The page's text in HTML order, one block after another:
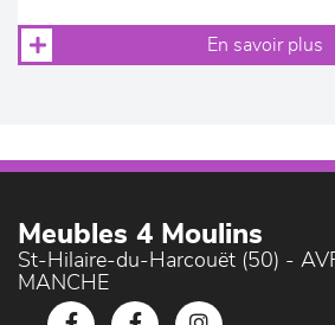
En savoir plus
Meubles 4 Moulins
St-Hilaire-du-Harcouët (50) -
MANCHE